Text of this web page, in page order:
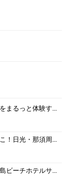
大自然、生き物、絶景、地元グルメをまるっと体験する「湘南西エリア」
おしゃれな日光・那須ランチならここ！日光・那須周辺のおすすめレストラン10選
島時間に溶け込む海辺の拠点「石垣島ビーチホテルサンシャイン」で心ほどけるく...